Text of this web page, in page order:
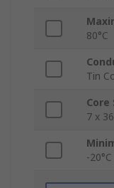
80°C
Tin
Core
7 x
-20°C